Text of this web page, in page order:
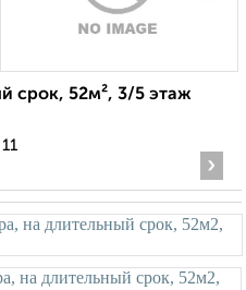
срок, 52м², 3/5 этаж
›